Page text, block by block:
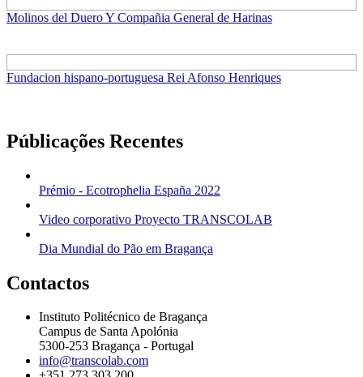
Molinos del Duero Y Compañia General de Harinas
Fundacion hispano-portuguesa Rei Afonso Henriques
Públicações Recentes
Prémio - Ecotrophelia España 2022
Video corporativo Proyecto TRANSCOLAB
Dia Mundial do Pão em Bragança
Contactos
Instituto Politécnico de Bragança
Campus de Santa Apolónia
5300-253 Bragança - Portugal
info@transcolab.com